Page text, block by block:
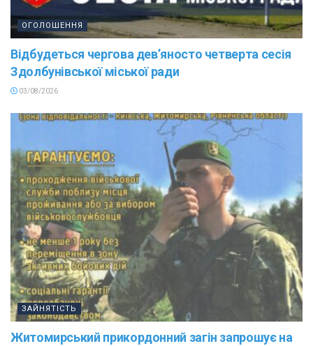
ОГОЛОШЕННЯ
Відбудеться чергова дев’яносто четверта сесія
Здолбунівської міської ради
03/08/2026
ЗАЙНЯТІСТЬ
Житомирський прикордонний загін запрошує на